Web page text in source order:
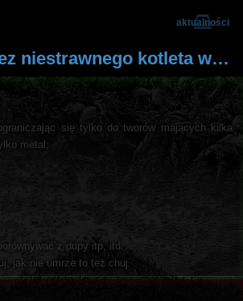
Grupy bez niestrawnego kotleta w dyskografii
aktualności
się tylko do tworów mających kilka
metal;
z dupy itp, itd.
jak nie umrze to też chuj.